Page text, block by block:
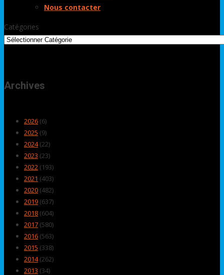
Nous contacter
Catégories
Archives
2026 (6)
2025 (9)
2024(22)
2023 (23)
2022 (193)
2021 (403)
2020 (482)
2019 (637)
2018 (604)
2017 (580)
2016 (563)
2015 (338)
2014(262)
2013 (34)